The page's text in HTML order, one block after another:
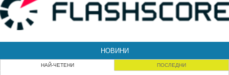
НОВИНИ
НАЙ-ЧЕТЕНИ ПОСЛЕДНИ